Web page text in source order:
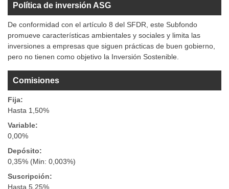
Política de inversión ASG
De conformidad con el artículo 8 del SFDR, este Subfondo
promueve características ambientales y sociales y limita las
inversiones a empresas que siguen prácticas de buen gobierno,
pero no tienen como objetivo la Inversión Sostenible.
Comisiones
Fija:
Hasta 1,50%
Variable:
0,00%
Depósito:
0,35% (Min: 0,003%)
Suscripción:
Hasta 5,25%